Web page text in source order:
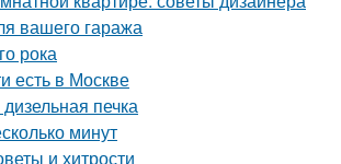
вашего гаража
рока
есть в Москве
печка
минут
и хитрости